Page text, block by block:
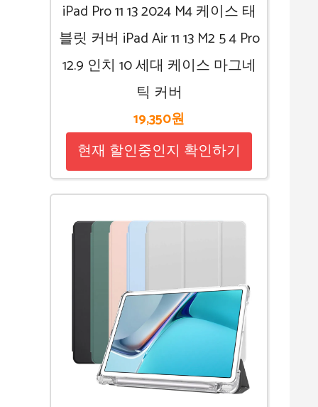
iPad Pro 11 13 2024 M4 케이스 태
블릿 커버 iPad Air 11 13 M2 5 4 Pro
12.9 인치 10 세대 케이스 마그네
틱 커버
19,350원
현재 할인중인지 확인하기